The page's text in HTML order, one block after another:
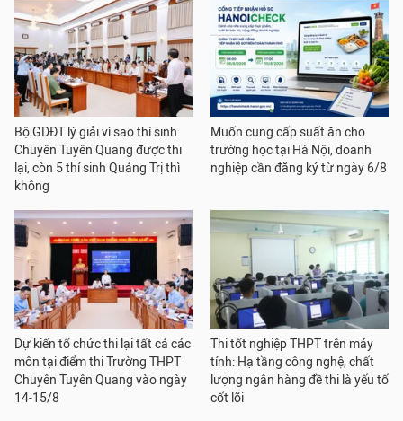
Bộ GDĐT lý giải vì sao thí sinh
Chuyên Tuyên Quang được thi
lại, còn 5 thí sinh Quảng Trị thì
không
Muốn cung cấp suất ăn cho
trường học tại Hà Nội, doanh
nghiệp cần đăng ký từ ngày 6/8
Dự kiến tổ chức thi lại tất cả các
môn tại điểm thi Trường THPT
Chuyên Tuyên Quang vào ngày
14-15/8
Thi tốt nghiệp THPT trên máy
tính: Hạ tầng công nghệ, chất
lượng ngân hàng đề thi là yếu tố
cốt lõi